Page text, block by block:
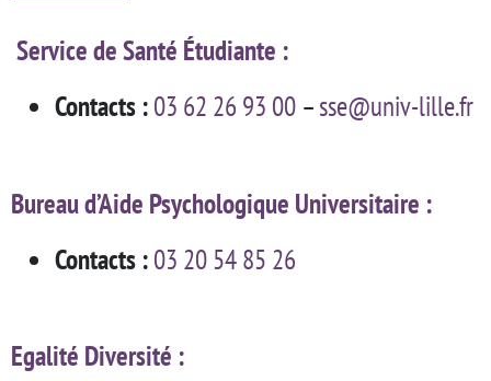
Service de Santé Étudiante :
Contacts :03 62 26 93 00 –sse@univ-lille.fr
Bureau d’Aide Psychologique Universitaire :
Contacts :03 20 54 85 26
Egalité Diversité :